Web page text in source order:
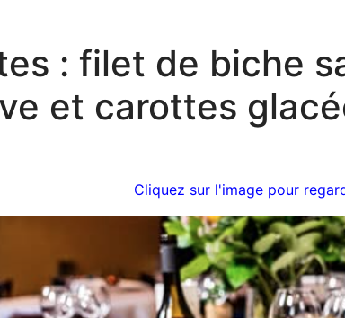
: filet de biche
et carottes
Cliquez sur l'image pour